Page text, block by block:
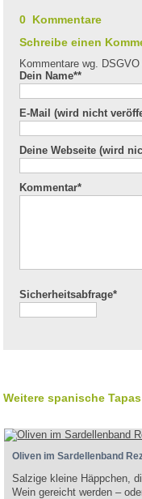
0 Kommentare
Schreibe einen
Kommentare wg.
Dein Name**
E-Mail (wird nicht
Deine Webseite (wird
Kommentar*
Sicherheitsabfrage*
Weitere spanische
Oliven im Sardellenband
Salzige kleine Häppchen,
Wein gereicht werden –